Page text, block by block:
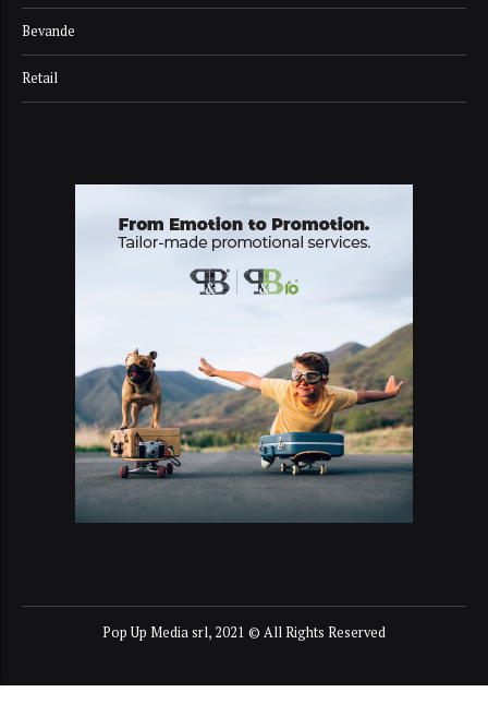
Bevande
Retail
Pop Up Media srl, 2021 © All Rights Reserved